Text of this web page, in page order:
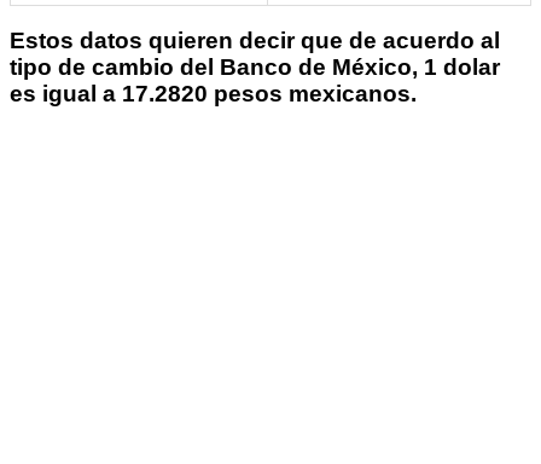
Estos datos quieren decir que de acuerdo al
tipo de cambio del Banco de México, 1 dolar
es igual a 17.2820 pesos mexicanos.